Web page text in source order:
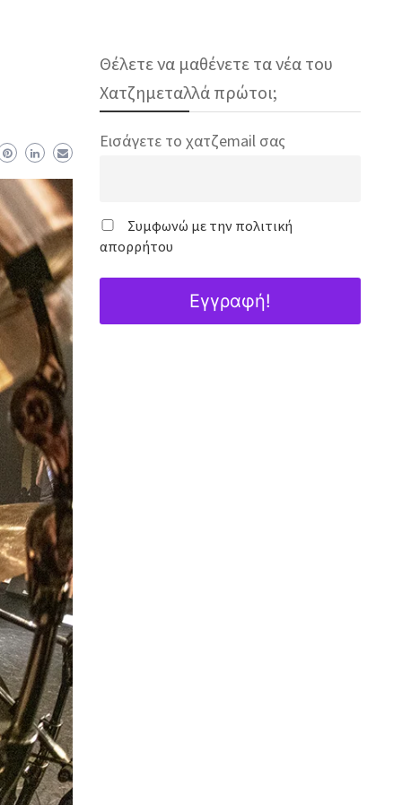
Θέλετε να μαθένετε τα νέα του
Χατζημεταλλά πρώτοι;
Εισάγετε το χατζemail σας
Συμφωνώ με την πολιτική
απορρήτου